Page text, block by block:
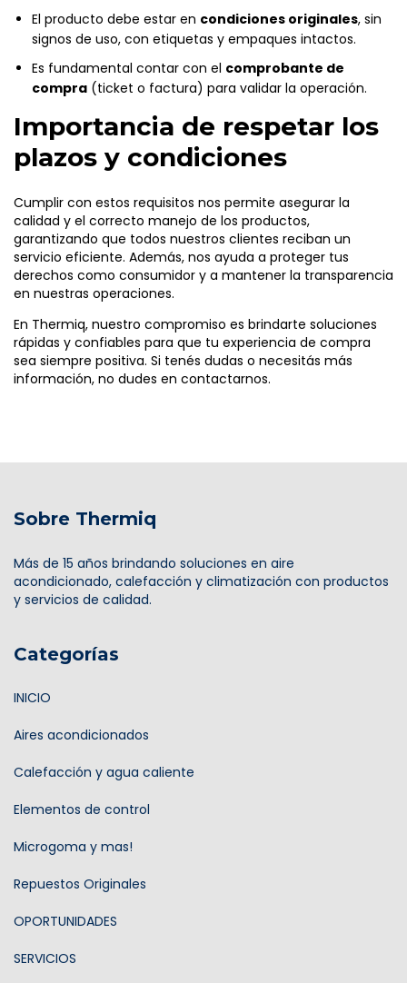
El producto debe estar en condiciones originales, sin
signos de uso, con etiquetas y empaques intactos.
Es fundamental contar con el comprobante de
compra (ticket o factura) para validar la operación.
Importancia de respetar los
plazos y condiciones
Cumplir con estos requisitos nos permite asegurar la
calidad y el correcto manejo de los productos,
garantizando que todos nuestros clientes reciban un
servicio eficiente. Además, nos ayuda a proteger tus
derechos como consumidor y a mantener la transparencia
en nuestras operaciones.
En Thermiq, nuestro compromiso es brindarte soluciones
rápidas y confiables para que tu experiencia de compra
sea siempre positiva. Si tenés dudas o necesitás más
información, no dudes en contactarnos.
Sobre Thermiq
Más de 15 años brindando soluciones en aire
acondicionado, calefacción y climatización con productos
y servicios de calidad.
Categorías
INICIO
Aires acondicionados
Calefacción y agua caliente
Elementos de control
Microgoma y mas!
Repuestos Originales
OPORTUNIDADES
SERVICIOS